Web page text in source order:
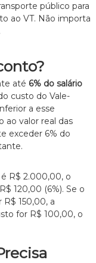
público para
ao VT. Não importa
até 6% do salário
custo do Vale-
a esse
ao valor real das
exceder 6% do
R$ 2.000,00, o
120,00 (6%). Se o
150,00, a
for R$ 100,00, o